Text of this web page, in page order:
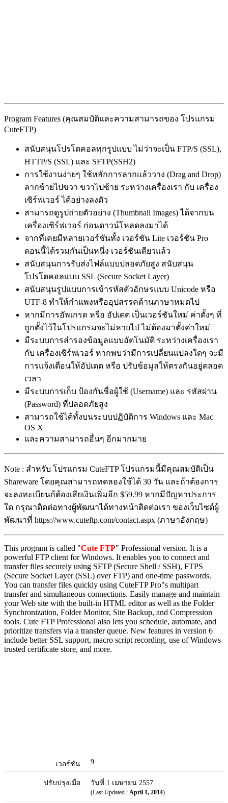
Program Features (คุณสมบัติและความสามารถของ โปรแกรม
CuteFTP)
สนับสนุนโปรโตคอลทุกรูปแบบ ไม่ว่าจะเป็น FTP/S (SSL),
HTTP/S (SSL) และ SFTP(SSH2)
การใช้งานง่ายๆ ใช้หลักการลากแล้ววาง (Drag and Drop)
ลากซ้ายไปขวา ขวาไปซ้าย ระหว่างเครื่องเรา กับ เครื่อง
เซิร์ฟเวอร์ ได้อย่างลงตัว
สามารถดูรูปถ่ายตัวอย่าง (Thumbnail Images) ได้จากบน
เครื่องเซิร์ฟเวอร์ ก่อนดาวน์โหลดลงมาได้
จากที่เคยมีหลายเวอร์ชันทั้ง เวอร์ชัน Lite เวอร์ชัน Pro
ตอนนี้ได้รวมกันเป็นหนึ่ง เวอร์ชันเดียวแล้ว
สนับสนุนการรับส่งไฟล์แบบปลอดภัยสูง สนับสนุน
โปรโตคอลแบบ SSL (Secure Socket Layer)
สนับสนุนรูปแบบการเข้ารหัสตัวอักษรแบบ Unicode หรือ
UTF-8 ทำให้กำแพงหรืออุปสรรคด้านภาษาหมดไป
หากมีการอัพเกรด หรือ อัปเดต เป็นเวอร์ชันใหม่ ค่าตั้งๆ ที่
ถูกตั้งไว้ในโปรแกรมจะไม่หายไป ไม่ต้องมาตั้งค่าใหม่
มีระบบการสำรองข้อมูลแบบอัตโนมัติ ระหว่างเครื่องเรา
กับ เครื่องเซิร์ฟเวอร์ หากพบว่ามีการเปลี่ยนแปลงใดๆ จะมี
การแจ้งเตือนให้อัปเดต หรือ ปรับข้อมูลให้ตรงกันอยู่ตลอด
เวลา
มีระบบการเก็บ ป้องกันชื่อผู้ใช้ (Username) และ รหัสผ่าน
(Password) ที่ปลอดภัยสูง
สามารถใช้ได้ทั้งบนระบบปฏิบัติการ Windows และ Mac
OS X
และความสามารถอื่นๆ อีกมากมาย
Note : สำหรับ โปรแกรม CuteFTP โปรแกรมนี้มีคุณสมบัติเป็น
Shareware โดยคุณสามารถทดลองใช้ได้ 30 วัน และถ้าต้องการ
จะลงทะเบียนก้ต้องเสียเงินเพิ่มอีก $59.99 หากมีปัญหาประการ
ใด กรุณาติดต่อทางผู้พัฒนาได้ทางหน้าติดต่อเรา ของเว็บไซต์ผู้
พัฒนาที่ https://www.cuteftp.com/contact.aspx (ภาษาอังกฤษ)
This program is called "Cute FTP" Professional version. It is a
powerful FTP client for Windows. It enables you to connect and
transfer files securely using SFTP (Secure Shell / SSH), FTPS
(Secure Socket Layer (SSL) over FTP) and one-time passwords.
You can transfer files quickly using CuteFTP Pro"s multipart
transfer and simultaneous connections. Easily manage and maintain
your Web site with the built-in HTML editor as well as the Folder
Synchronization, Folder Monitor, Site Backup, and Compression
tools. Cute FTP Professional also lets you schedule, automate, and
prioritize transfers via a transfer queue. New features in version 6
include better SSL support, macro script recording, use of Windows
trusted certificate store, and more.
เวอร์ชัน 9
ปรับปรุงเมื่อ วันที่ 1 เมษายน 2557
(Last Updated : April 1, 2014)